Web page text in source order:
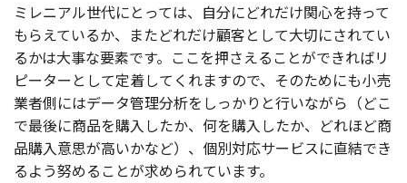
ミレニアル世代にとっては、自分にどれだけ関心を持って
もらえているか、またどれだけ顧客として大切にされてい
るかは大事な要素です。ここを押さえることができればリ
ピーターとして定着してくれますので、そのためにも小売
業者側にはデータ管理分析をしっかりと行いながら（どこ
で最後に商品を購入したか、何を購入したか、どれほど商
品購入意思が高いかなど）、個別対応サービスに直結でき
るよう努めることが求められています。